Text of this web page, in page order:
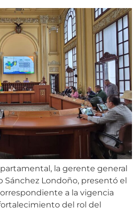
la gerente general
Sánchez Londoño, presentó el
a la vigencia
del rol del